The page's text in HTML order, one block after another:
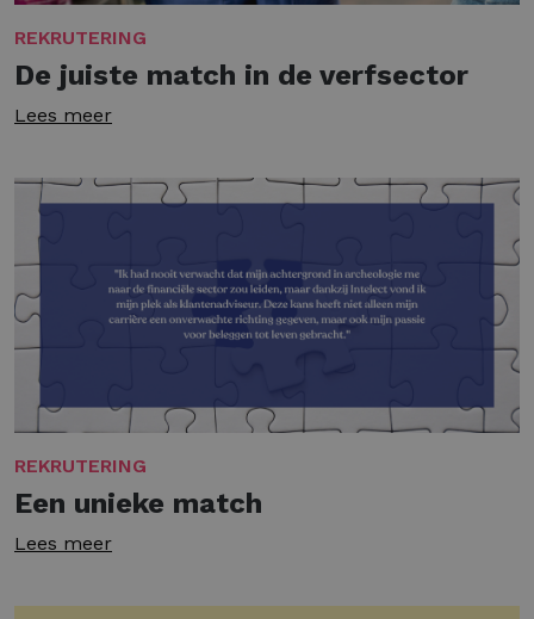
REKRUTERING
De juiste match in de verfsector
Lees meer
REKRUTERING
Een unieke match
Lees meer